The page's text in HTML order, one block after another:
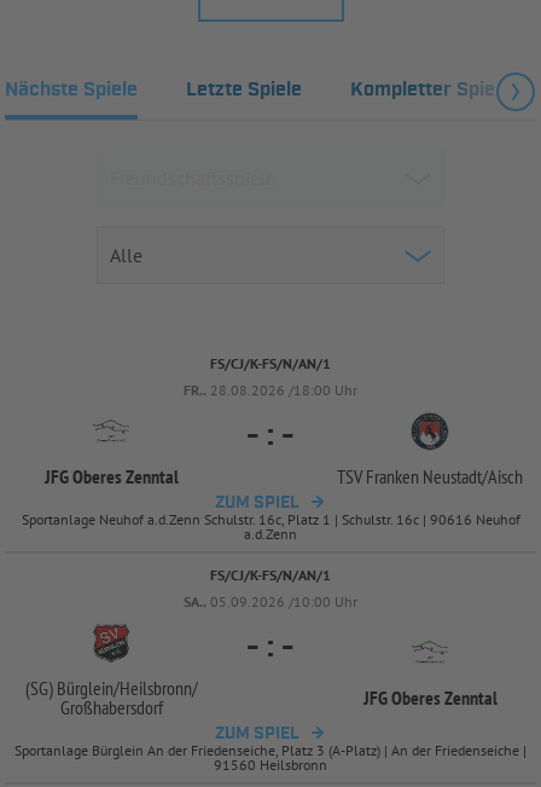
Nächste Spiele Letzte Spiele Kompletter Spielplan
FS/CJ/K-FS/N/AN/1
FR.. 28.08.2026 /18:00 Uhr
JFG Oberes Zenntal
- : -
TSV Franken Neustadt/Aisch
ZUM SPIEL
Sportanlage Neuhof a.d.Zenn Schulstr. 16c, Platz 1 | Schulstr. 16c | 90616 Neuhof
a.d.Zenn
FS/CJ/K-FS/N/AN/1
SA.. 05.09.2026 /10:00 Uhr
(SG) Bürglein/Heilsbronn/
Großhabersdorf
- : -
JFG Oberes Zenntal
ZUM SPIEL
Sportanlage Bürglein An der Friedenseiche, Platz 3 (A-Platz) | An der Friedenseiche |
91560 Heilsbronn